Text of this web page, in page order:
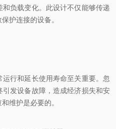
负载变化。此设计不仅能够传递
护连接的设备。
行和延长使用寿命至关重要。忽
发设备故障，造成经济损失和安
维护是必要的。